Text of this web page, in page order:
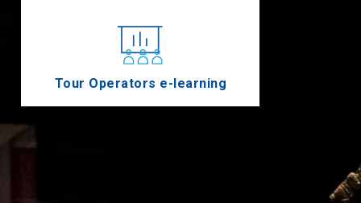
Tour Operators e-learning